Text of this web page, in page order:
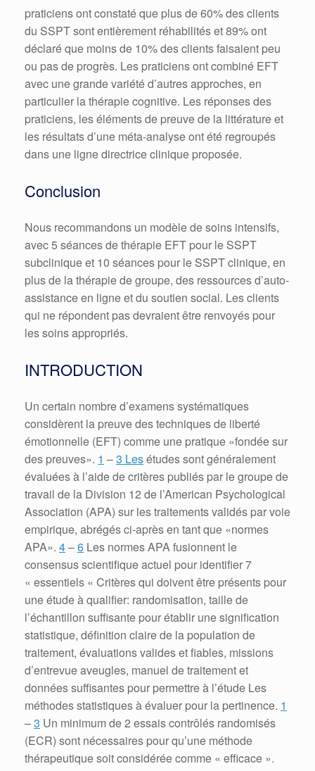
praticiens ont constaté que plus de 60% des clients
du SSPT sont entièrement réhabilités et 89% ont
déclaré que moins de 10% des clients faisaient peu
ou pas de progrès. Les praticiens ont combiné EFT
avec une grande variété d’autres approches, en
particulier la thérapie cognitive. Les réponses des
praticiens, les éléments de preuve de la littérature et
les résultats d’une méta-analyse ont été regroupés
dans une ligne directrice clinique proposée.
Conclusion
Nous recommandons un modèle de soins intensifs,
avec 5 séances de thérapie EFT pour le SSPT
subclinique et 10 séances pour le SSPT clinique, en
plus de la thérapie de groupe, des ressources d’auto-
assistance en ligne et du soutien social. Les clients
qui ne répondent pas devraient être renvoyés pour
les soins appropriés.
INTRODUCTION
Un certain nombre d’examens systématiques
considèrent la preuve des techniques de liberté
émotionnelle (EFT) comme une pratique «fondée sur
des preuves». 1 –3 Lesétudes sont généralement
évaluées à l’aide de critères publiés par le groupe de
travail de la Division 12 de l’American Psychological
Association (APA) sur les traitements validés par voie
empirique, abrégés ci-après en tant que «normes
APA». 4–6 Les normes APA fusionnent le
consensus scientifique actuel pour identifier 7
« essentiels « Critères qui doivent être présents pour
une étude à qualifier: randomisation, taille de
l’échantillon suffisante pour établir une signification
statistique, définition claire de la population de
traitement, évaluations valides et fiables, missions
d’entrevue aveugles, manuel de traitement et
données suffisantes pour permettre à l’étude Les
méthodes statistiques à évaluer pour la pertinence. 1
–3 Un minimum de 2 essais contrôlés randomisés
(ECR) sont nécessaires pour qu’une méthode
thérapeutique soit considérée comme « efficace ».